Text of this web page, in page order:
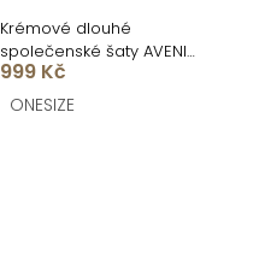
Krémové dlouhé
společenské šaty AVENIA
na ramínka
999 Kč
ONESIZE